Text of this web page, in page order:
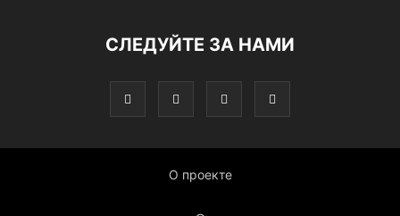
СЛЕДУЙТЕ ЗА НАМИ
О проекте